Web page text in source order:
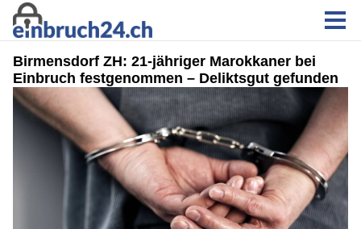
Birmensdorf ZH: 21-jähriger Marokkaner bei
Einbruch festgenommen – Deliktsgut gefunden